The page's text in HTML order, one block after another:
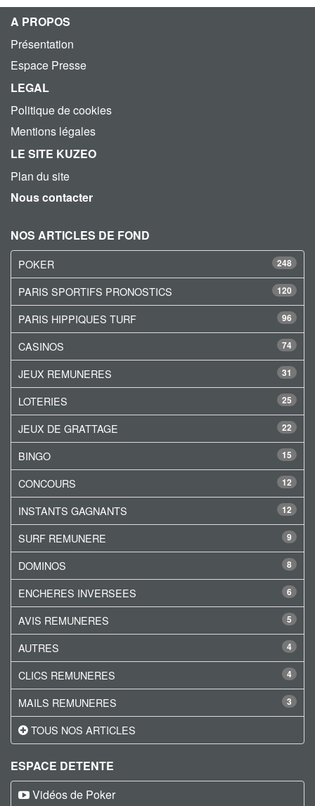
A PROPOS
Présentation
Espace Presse
LEGAL
Politique de cookies
Mentions légales
LE SITE KUZEO
Plan du site
Nous contacter
NOS ARTICLES DE FOND
248
POKER
120
PARIS SPORTIFS PRONOSTICS
96
PARIS HIPPIQUES TURF
74
CASINOS
31
JEUX REMUNERES
25
LOTERIES
22
JEUX DE GRATTAGE
15
BINGO
12
CONCOURS
12
INSTANTS GAGNANTS
9
SURF REMUNERE
8
DOMINOS
6
ENCHERES INVERSEES
5
AVIS REMUNERES
4
AUTRES
4
CLICS REMUNERES
3
MAILS REMUNERES
TOUS NOS ARTICLES
ESPACE DETENTE
Vidéos de Poker